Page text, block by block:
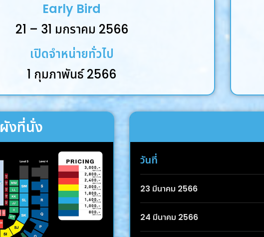
Early Bird
21 – 31 มกราคม 2566
เปิดจำหน่ายทั่วไป
1 กุมภาพันธ์ 2566
ผังที่นั่ง
วันที่
23 มีนาคม 2566
24 มีนาคม 2566